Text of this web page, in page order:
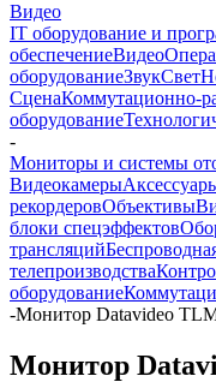
Видео
IT оборудование и
обеспечениеВидео
оборудованиеЗвукСвет
СценаКоммутационно-
оборудование
-
Мониторы и системы
Видеокамеры
рекордеровОбъективы
блоки спецэффектов
трансляций
телепроизводства
оборудование
-Монитор Datavideo
Монитор